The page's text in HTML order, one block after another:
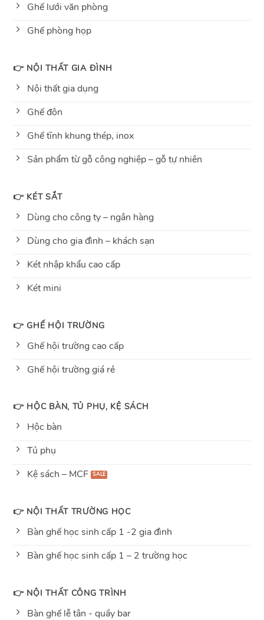
Ghế lưới văn phòng
Ghế phòng họp
👉 NỘI THẤT GIA ĐÌNH
Nội thất gia dụng
Ghế đôn
Ghế tĩnh khung thép, inox
Sản phẩm từ gỗ công nghiệp – gỗ tự nhiên
👉 KÉT SẮT
Dùng cho công ty – ngân hàng
Dùng cho gia đình – khách sạn
Két nhập khẩu cao cấp
Két mini
👉 GHẾ HỘI TRƯỜNG
Ghế hội trường cao cấp
Ghế hội trường giá rẻ
👉 HỘC BÀN, TỦ PHỤ, KỆ SÁCH
Hộc bàn
Tủ phụ
Kệ sách – MCF
👉 NỘI THẤT TRƯỜNG HỌC
Bàn ghế học sinh cấp 1 -2 gia đình
Bàn ghế học sinh cấp 1 – 2 trường học
👉 NỘI THẤT CÔNG TRÌNH
Bàn ghế lễ tân - quầy bar